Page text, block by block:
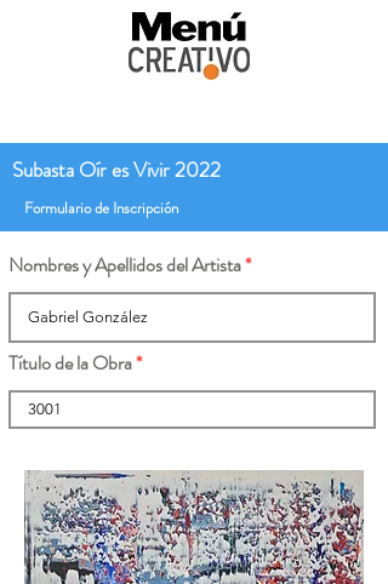
Subasta Oír es Vivir 2022
Formulario de Inscripción
Nombres y Apellidos del Artista
Título de la Obra